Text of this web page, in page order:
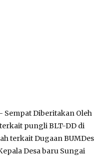
Sempat Diberitakan Oleh
pungli BLT-DD di
terkait Dugaan BUMDes
Desa baru Sungai